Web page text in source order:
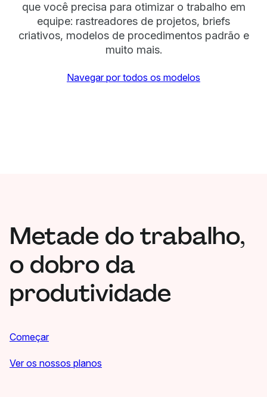
que você precisa para otimizar o trabalho em
equipe: rastreadores de projetos, briefs
criativos, modelos de procedimentos padrão e
muito mais.
Navegar por todos os modelos
Metade do trabalho,
o dobro da
produtividade
Começar
Ver os nossos planos